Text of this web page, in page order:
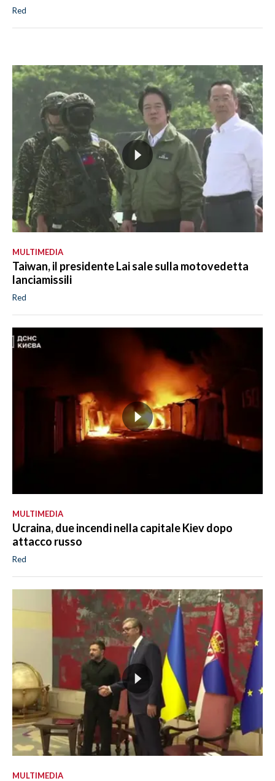
Red
MULTIMEDIA
Taiwan, il presidente Lai sale sulla motovedetta
lanciamissili
Red
MULTIMEDIA
Ucraina, due incendi nella capitale Kiev dopo
attacco russo
Red
MULTIMEDIA